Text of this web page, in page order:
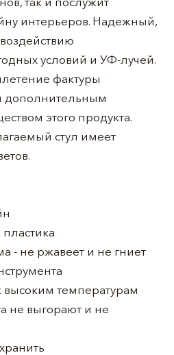
интерьеров. Надежный,
условий и УФ-лучей.
фактуры
дополнительным
этого продукта.
стул имеет
- не ржавеет и не гниет
высоким температурам
не выгорают и не